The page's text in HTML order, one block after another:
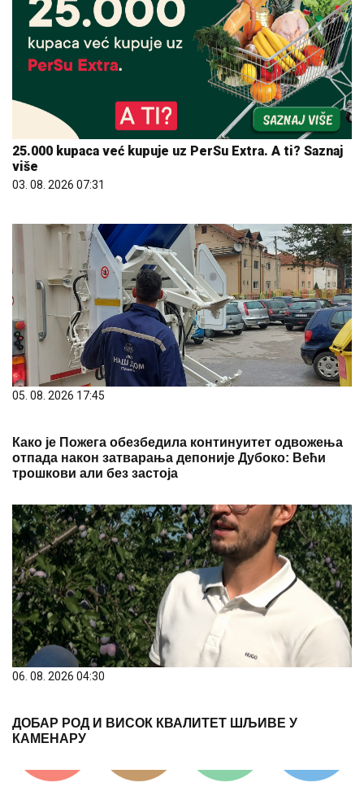
25.000 kupaca već kupuje uz PerSu Extra. A ti? Saznaj
više
03. 08. 2026 07:31
05. 08. 2026 17:45
Како је Пожега обезбедила континуитет одвожења
отпада након затварања депоније Дубоко: Већи
трошкови али без застоја
06. 08. 2026 04:30
ДОБАР РОД И ВИСОК КВАЛИТЕТ ШЉИВЕ У
КАМЕНАРУ